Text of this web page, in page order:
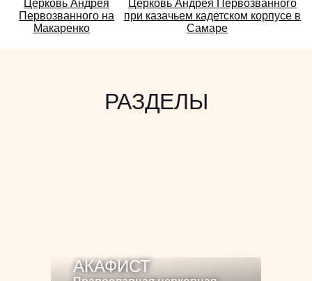
Смотрите
также:
Церковь Андрея
Первозванного на
Макаренко
Церковь Андрея Первозванного
при казачьем кадетском корпусе в
Самаре
РАЗДЕЛЫ
АКАФИСТ